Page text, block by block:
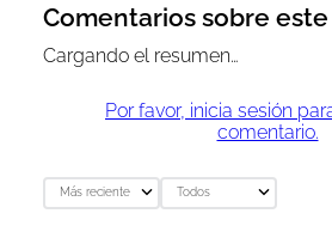
Comentarios sobre
Cargando el resumen…
Por favor, inicia sesión
comentario.
Más reciente Todos